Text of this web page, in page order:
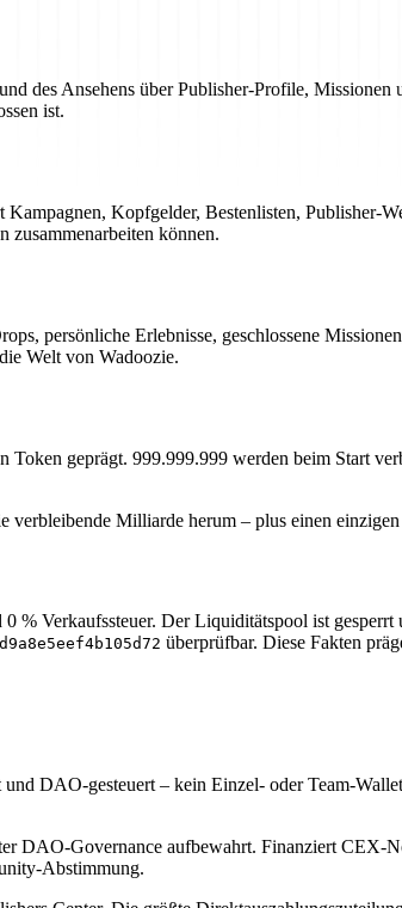
des Ansehens über Publisher-Profile,
ist.
Kopfgelder, Bestenlisten, Publisher-
zusammenarbeiten können.
persönliche Erlebnisse, geschlossene
Welt von Wadoozie.
geprägt. 999.999.999 werden beim Start
Milliarde herum – plus einen
% Verkaufssteuer. Der Liquiditätspool ist
überprüfbar. Diese Fakten
DAO-gesteuert – kein Einzel- oder Team-
DAO-Governance aufbewahrt. Finanziert CEX-
Abstimmung.